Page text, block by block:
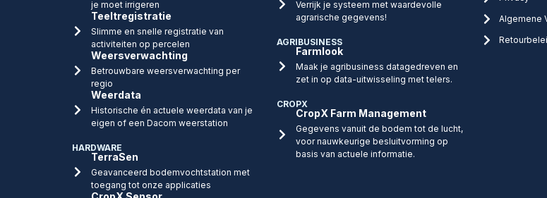
je moet irrigeren
Teeltregistratie
Slimme en snelle registratie van
activiteiten op percelen
Weersverwachting
Betrouwbare weersverwachting per
regio
Weerdata
Historische én actuele weerdata van je
eigen of een Dacom weerstation
HARDWARE
TerraSen
Geavanceerd bodemvochtstation met
toegang tot onze applicaties
Verrijk je systeem met waardevolle
agrarische gegevens!
AGRIBUSINESS
Farmlook
Maak je agribusiness datagedreven en
zet in op data-uitwisseling met telers.
CROPX
CropX Farm Management
Gegevens vanuit de bodem tot de lucht,
voor nauwkeurige besluitvorming op
basis van actuele informatie.
Algemene